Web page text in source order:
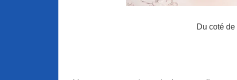
Du coté